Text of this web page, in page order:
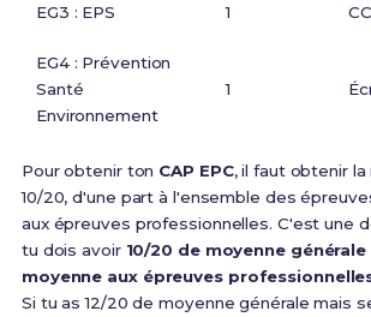
EG3 : EPS 1
EG4 : Prévention
Santé
Environnement
1
Pour obtenir ton CAP EPC,il faut obtenir
10/20, d'une part à l'ensemble des
aux épreuves professionnelles. C'est une
tu dois avoir 10/20 de moyenne générale
moyenne aux épreuves professionnelles
Si tu as 12/20 de moyenne générale mais